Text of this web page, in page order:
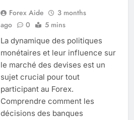
Forex Aide
3 months
ago
0 5 mins
La dynamique des politiques
monétaires et leur influence sur
le marché des devises est un
sujet crucial pour tout
participant au Forex.
Comprendre comment les
décisions des banques